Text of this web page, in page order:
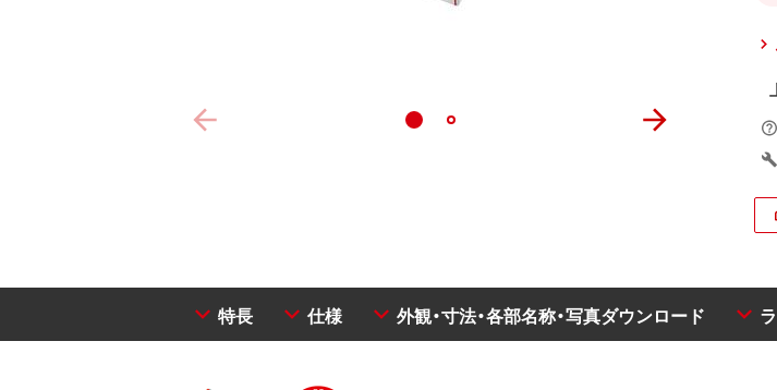
特長 仕様 外観・寸法・各部名称・写真ダウンロード